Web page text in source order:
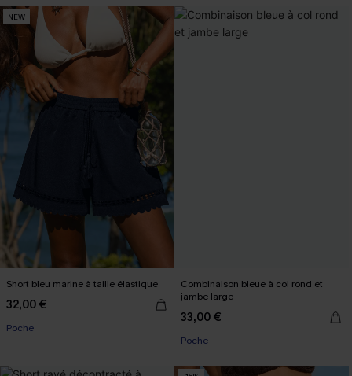
NEW
Short bleu marine à taille élastique
32,00 €
Poche
Combinaison bleue à col rond et
jambe large
33,00 €
Poche